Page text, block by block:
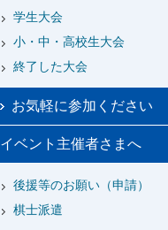
学生大会
小・中・高校生大会
終了した大会
お気軽に参加ください
イベント主催者さまへ
後援等のお願い（申請）
棋士派遣